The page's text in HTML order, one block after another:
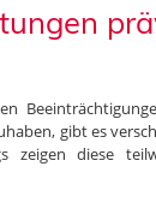
gibt es
diese